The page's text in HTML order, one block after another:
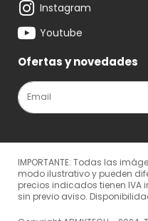
Instagram
Youtube
Ofertas y novedades
IMPORTANTE: Todas las
modo ilustrativo y pueden
precios indicados tienen IVA
sin previo aviso.